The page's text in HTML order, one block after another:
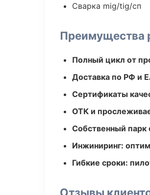
Сварка mig/tig/сп
Преимущества
Полный цикл от
Доставка по РФ и
Сертификаты
ОТК и
Собственный парк
Инжиниринг:
Гибкие сроки:
Отзывы